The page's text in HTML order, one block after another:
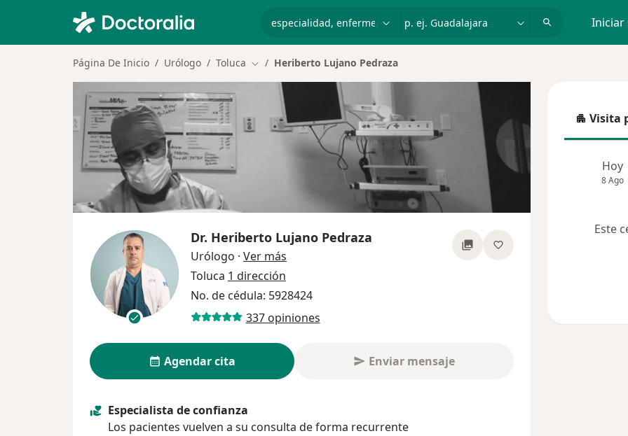
Iniciar
Página De Inicio Urólogo Toluca Cambiar de ciudad
Heriberto Lujano Pedraza
Dr. Heriberto Lujano Pedraza
Urólogo · Ver más
Toluca 1 dirección
No. de cédula: 5928424
337 opiniones
Agendar cita Enviar mensaje
Especialista de confianza
Los pacientes vuelven a su consulta de forma recurrente
Visita
Visita
Hoy
8 Ago
Este